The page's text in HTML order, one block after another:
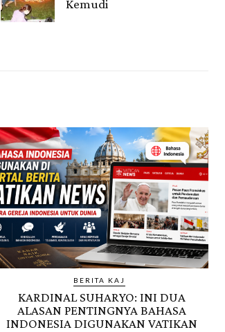
Kemudi
Gendis.ID
BERITA KAJ
KARDINAL SUHARYO: INI DUA
ALASAN PENTINGNYA BAHASA
INDONESIA DIGUNAKAN VATIKAN